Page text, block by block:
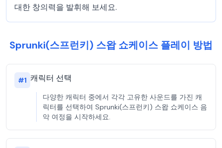
대한 창의력을 발휘해 보세요.
Sprunki(스프런키) 스왑 쇼케이스 플레이 방법
#1 캐릭터 선택
다양한 캐릭터 중에서 각각 고유한 사운드를 가진 캐
릭터를 선택하여 Sprunki(스프런키) 스왑 쇼케이스 음
악 여정을 시작하세요.